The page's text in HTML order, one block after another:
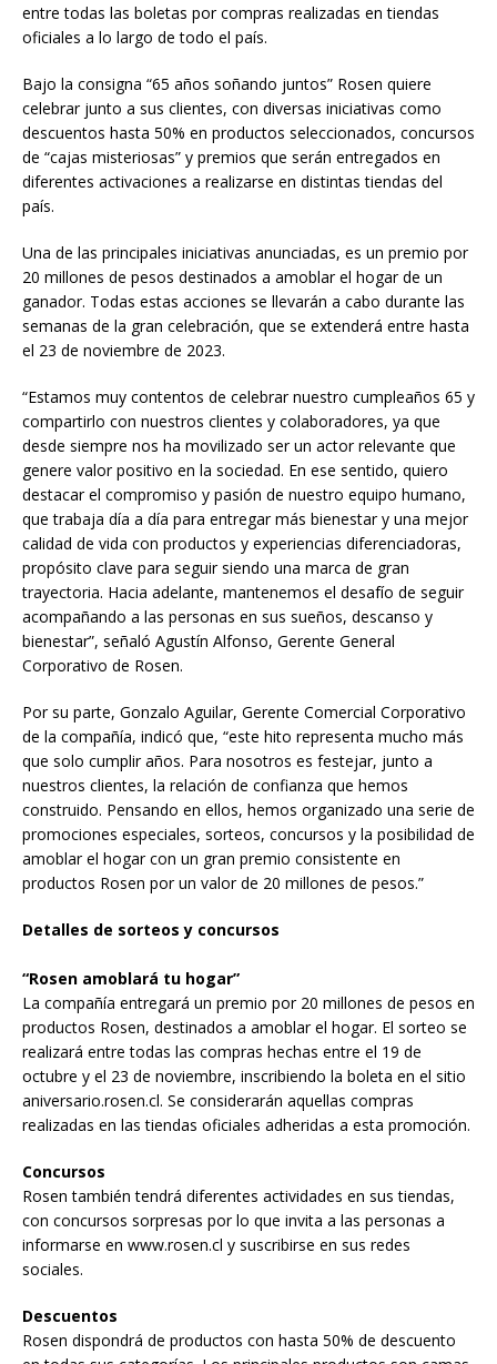
entre todas las boletas por compras realizadas en tiendas
oficiales a lo largo de todo el país.
Bajo la consigna “65 años soñando juntos” Rosen quiere
celebrar junto a sus clientes, con diversas iniciativas como
descuentos hasta 50% en productos seleccionados, concursos
de “cajas misteriosas” y premios que serán entregados en
diferentes activaciones a realizarse en distintas tiendas del
país.
Una de las principales iniciativas anunciadas, es un premio por
20 millones de pesos destinados a amoblar el hogar de un
ganador. Todas estas acciones se llevarán a cabo durante las
semanas de la gran celebración, que se extenderá entre hasta
el 23 de noviembre de 2023.
“Estamos muy contentos de celebrar nuestro cumpleaños 65 y
compartirlo con nuestros clientes y colaboradores, ya que
desde siempre nos ha movilizado ser un actor relevante que
genere valor positivo en la sociedad. En ese sentido, quiero
destacar el compromiso y pasión de nuestro equipo humano,
que trabaja día a día para entregar más bienestar y una mejor
calidad de vida con productos y experiencias diferenciadoras,
propósito clave para seguir siendo una marca de gran
trayectoria. Hacia adelante, mantenemos el desafío de seguir
acompañando a las personas en sus sueños, descanso y
bienestar”, señaló Agustín Alfonso, Gerente General
Corporativo de Rosen.
Por su parte, Gonzalo Aguilar, Gerente Comercial Corporativo
de la compañía, indicó que, “este hito representa mucho más
que solo cumplir años. Para nosotros es festejar, junto a
nuestros clientes, la relación de confianza que hemos
construido. Pensando en ellos, hemos organizado una serie de
promociones especiales, sorteos, concursos y la posibilidad de
amoblar el hogar con un gran premio consistente en
productos Rosen por un valor de 20 millones de pesos.”
Detalles de sorteos y concursos
“Rosen amoblará tu hogar”
La compañía entregará un premio por 20 millones de pesos en
productos Rosen, destinados a amoblar el hogar. El sorteo se
realizará entre todas las compras hechas entre el 19 de
octubre y el 23 de noviembre, inscribiendo la boleta en el sitio
aniversario.rosen.cl. Se considerarán aquellas compras
realizadas en las tiendas oficiales adheridas a esta promoción.
Concursos
Rosen también tendrá diferentes actividades en sus tiendas,
con concursos sorpresas por lo que invita a las personas a
informarse en www.rosen.cl y suscribirse en sus redes
sociales.
Descuentos
Rosen dispondrá de productos con hasta 50% de descuento